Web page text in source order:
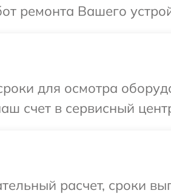
ремонта Вашего
для осмотра
счет в сервисный
расчет, сроки